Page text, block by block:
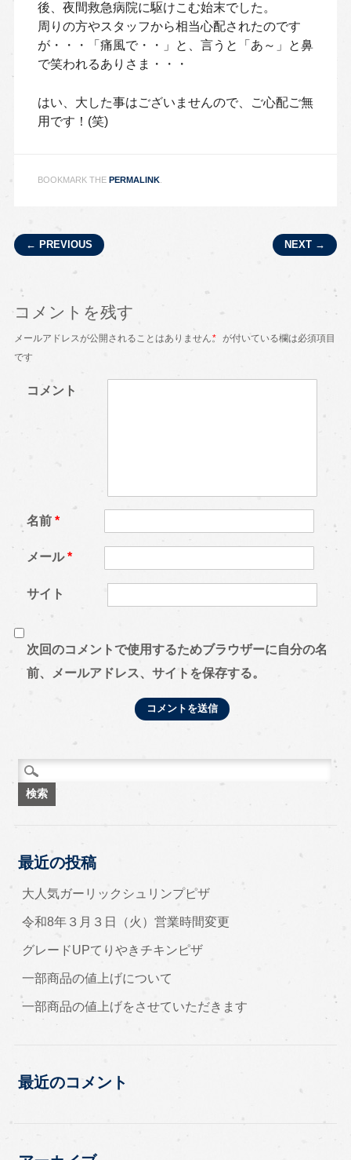
後、夜間救急病院に駆けこむ始末でした。
周りの方やスタッフから相当心配されたのです
が・・・「痛風で・・」と、言うと「あ～」と鼻
で笑われるありさま・・・
はい、大した事はございませんので、ご心配ご無
用です！(笑)
BOOKMARK THE PERMALINK.
Post navigation
← PREVIOUS NEXT →
コメントを残す
メールアドレスが公開されることはありません。
* が付いている欄は必須項目
です
コメント
名前*
メール*
サイト
次回のコメントで使用するためブラウザーに自分の名
前、メールアドレス、サイトを保存する。
検索:
最近の投稿
大人気ガーリックシュリンプピザ
令和8年３月３日（火）営業時間変更
グレードUPてりやきチキンピザ
一部商品の値上げについて
一部商品の値上げをさせていただきます
最近のコメント